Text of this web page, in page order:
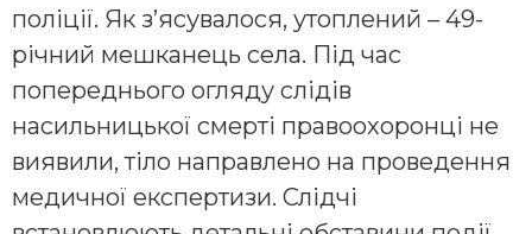
поліції. Як з’ясувалося, утоплений – 49-
річний мешканець села. Під час
попереднього огляду слідів
насильницької смерті правоохоронці не
виявили, тіло направлено на проведення
медичної експертизи. Слідчі